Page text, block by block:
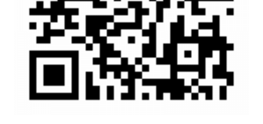
twitter facebook instagram